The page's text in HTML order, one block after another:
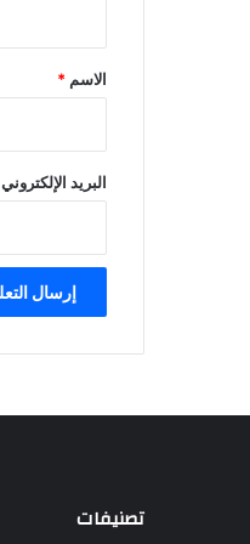
*
الاسم *
البريد الإلكتروني
تصنيفات